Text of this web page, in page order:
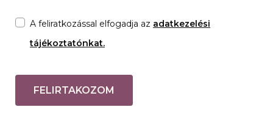
A feliratkozással elfogadja az adatkezelési
tájékoztatónkat.
FELIRTAKOZOM